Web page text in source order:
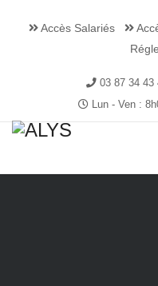
Accès Salariés
03 87 34 43
Lun - Ven :